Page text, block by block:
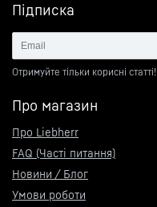
Підписка
Отримуйте тільки корисні статті!
Про магазин
Про Liebherr
FAQ (Часті питання)
Новини / Блог
Умови роботи